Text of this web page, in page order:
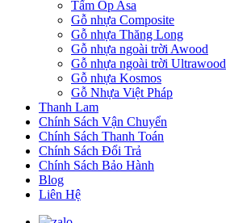
Tấm Ốp Asa
Gỗ nhựa Composite
Gỗ nhựa Thăng Long
Gỗ nhựa ngoài trời Awood
Gỗ nhựa ngoài trời Ultrawood
Gỗ nhựa Kosmos
Gỗ Nhựa Việt Pháp
Thanh Lam
Chính Sách Vận Chuyển
Chính Sách Thanh Toán
Chính Sách Đổi Trả
Chính Sách Bảo Hành
Blog
Liên Hệ